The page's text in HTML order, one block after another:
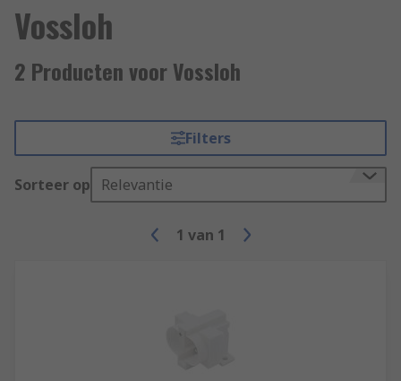
Vossloh
2 Producten voor Vossloh
Filters
Sorteer op Relevantie
1 van 1